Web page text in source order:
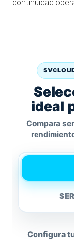
continuidad
ideal
Compara
Configura